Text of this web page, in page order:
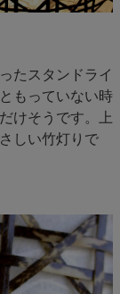
たスタンドライ
もっていない時
けそうです。上
しい竹灯りで